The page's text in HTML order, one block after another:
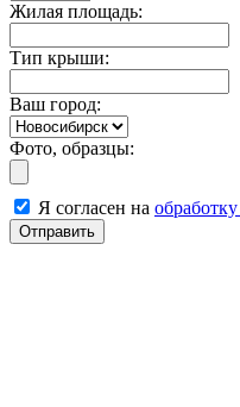
Жилая площадь:
Тип крыши:
Ваш город:
Фото, образцы:
Я согласен на
Отправить